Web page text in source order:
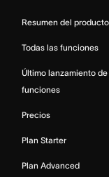
Resumen del producto
Todas las funciones
Último lanzamiento de
funciones
Precios
Plan Starter
Plan Advanced